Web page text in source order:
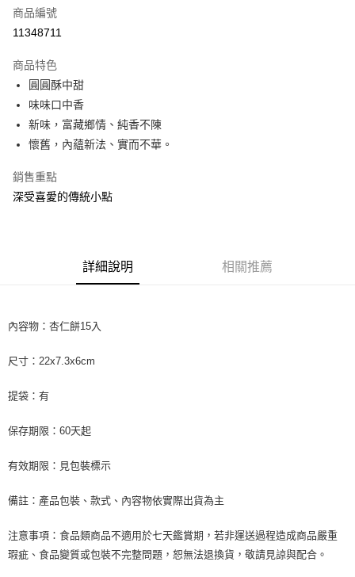
LINE Pay
悠遊付
ATM付款
運送方式
付款後全家取貨
每筆NT$65，滿NT$5,000(含以上)免運費
宅配 (限台灣本島，外島宅配請洽門市)
商品編號
11348711
商品特色
圓圓酥中甜
味味口中香
新味，富藏鄉情、純香不陳
懷舊，內蘊新法、實而不華。
銷售重點
深受喜愛的傳統小點
詳細說明 相關推薦
內容物：杏仁餅15入
尺寸：22x7.3x6cm
提袋：有
保存期限：60天起
有效期限：見包裝標示
備註：產品包裝、款式、內容物依實際出貨為主
注意事項：食品類商品不適用於七天鑑賞期，若非運送過程造成商品嚴重
瑕疵、食品變質或包裝不完整問題，恕無法退換貨，敬請見諒與配合。